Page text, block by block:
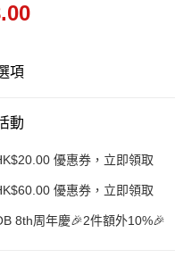
項
動
優惠券，立即領取
優惠券，立即領取
8th周年慶🎉2件額外10%🎉